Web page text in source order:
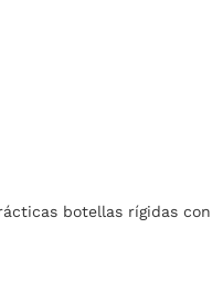
botellas rígidas